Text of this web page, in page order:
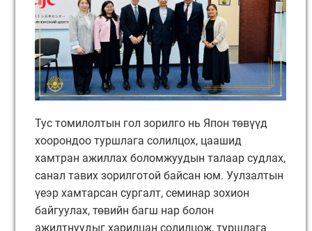
Тус томилолтын гол зорилго нь Япон төвүүд
хоорондоо туршлага солилцох, цаашид
хамтран ажиллах боломжуудын талаар судлах,
санал тавих зорилготой байсан юм. Уулзалтын
үеэр хамтарсан сургалт, семинар зохион
байгуулах, төвийн багш нар болон
ажилтнуудыг харилцан солилцож, туршлага